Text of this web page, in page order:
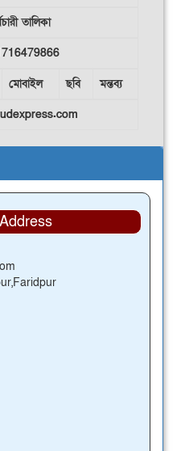
তালিকা
মোবাইল ছবি
মন্তব্য